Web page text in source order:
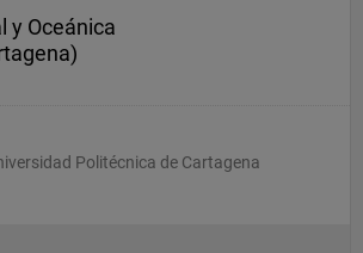
y Oceánica
Politécnica de Cartagena